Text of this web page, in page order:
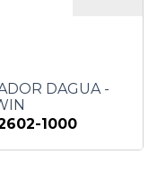
DAGUA -
1000